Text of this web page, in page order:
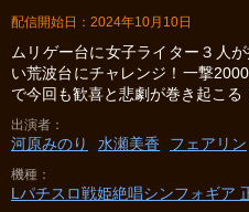
配信開始日：2024年10月10日
ムリゲー台に女子ライター３人
い荒波台にチャレンジ！一撃
で今回も歓喜と悲劇が巻き起こる
出演者
河原みのり 水瀬美香 フェアリン
機種
Lパチスロ戦姫絶唱シンフォギア